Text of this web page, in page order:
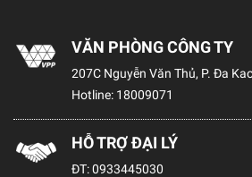
VĂN PHÒNG CÔNG TY
207C Nguyễn Văn Thủ, P. Đa
Hotline: 18009071
HỖ TRỢ ĐẠI LÝ
ĐT:0933445030